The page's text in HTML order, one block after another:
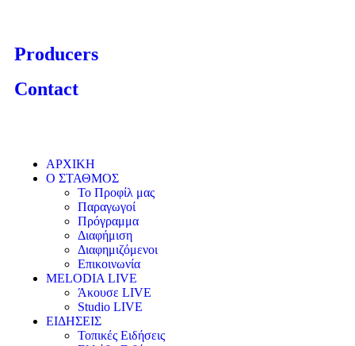
Producers
Contact
ΑΡΧΙΚΗ
Ο ΣΤΑΘΜΟΣ
Το Προφίλ μας
Παραγωγοί
Πρόγραμμα
Διαφήμιση
Διαφημιζόμενοι
Επικοινωνία
MELODIA LIVE
Άκουσε LIVE
Studio LIVE
ΕΙΔΗΣΕΙΣ
Τοπικές Ειδήσεις